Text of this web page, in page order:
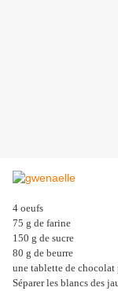
4 oeufs
75 g de farine
150 g de sucre
80 g de beurre
une tablette de chocolat
Séparer les blancs des